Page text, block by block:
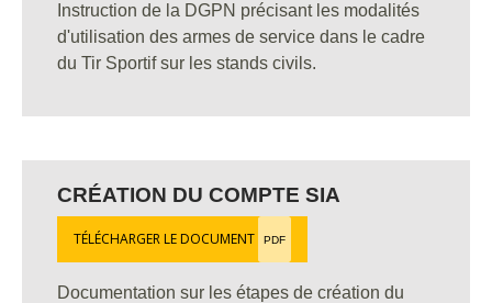
Instruction de la DGPN précisant les modalités
d'utilisation des armes de service dans le cadre
du Tir Sportif sur les stands civils.
CRÉATION DU COMPTE SIA
TÉLÉCHARGER LE DOCUMENT PDF
Documentation sur les étapes de création du